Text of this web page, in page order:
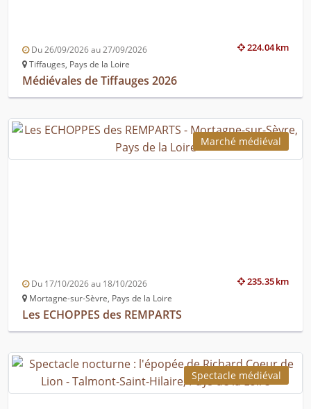
224.04 km
Du 26/09/2026 au 27/09/2026
Tiffauges, Pays de la Loire
Médiévales de Tiffauges 2026
Marché médiéval
235.35 km
Du 17/10/2026 au 18/10/2026
Mortagne-sur-Sèvre, Pays de la Loire
Les ECHOPPES des REMPARTS
Spectacle médiéval